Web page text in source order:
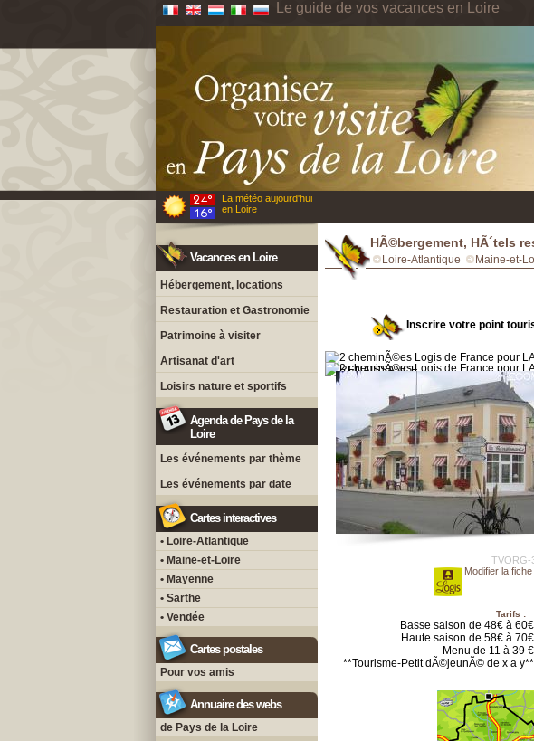
Le guide de vos vacances en Loire
La météo aujourd'hui
en Loire
Vacances en Loire
Hébergement, locations
Restauration et Gastronomie
Patrimoine à visiter
Artisanat d'art
Loisirs nature et sportifs
Agenda de Pays de la
Loire
Les événements par thème
Les événements par date
Cartes interactives
• Loire-Atlantique
• Maine-et-Loire
• Mayenne
• Sarthe
• Vendée
Cartes postales
Pour vos amis
Annuaire des webs
de Pays de la Loire
HÃ©bergement, HÃ´tels
Loire-Atlantique Maine-et-
Inscrire votre point
TVORG-
Modifier la fiche
Tarifs :
Basse saison de 48€ à 60€
Haute saison de 58€ à 70€
Menu de 11 à 39 €
**Tourisme-Petit dÃ©jeunÃ© de x a y**